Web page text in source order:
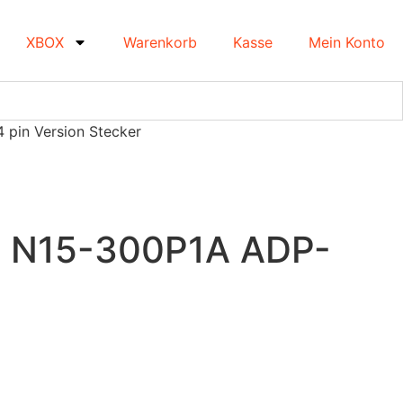
XBOX Warenkorb Kasse Mein Konto
pin Version Stecker
300P1A ADP-